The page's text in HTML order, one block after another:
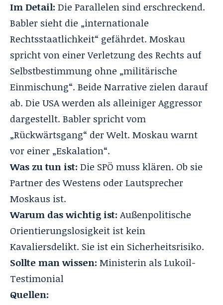
Im Detail: Die Parallelen sind erschreckend.
Babler sieht die „internationale
Rechtsstaatlichkeit“ gefährdet. Moskau
spricht von einer Verletzung des Rechts auf
Selbstbestimmung ohne „militärische
Einmischung“. Beide Narrative zielen darauf
ab. Die USA werden als alleiniger Aggressor
dargestellt. Babler spricht vom
„Rückwärtsgang“ der Welt. Moskau warnt
vor einer „Eskalation“.
Was zu tun ist: Die SPÖ muss klären. Ob sie
Partner des Westens oder Lautsprecher
Moskaus ist.
Warum das wichtig ist: Außenpolitische
Orientierungslosigkeit ist kein
Kavaliersdelikt. Sie ist ein Sicherheitsrisiko.
Sollte man wissen: Ministerin als Lukoil-
Testimonial
Quellen: